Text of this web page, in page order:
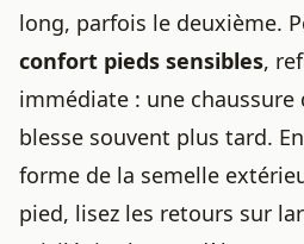
long, parfois le deuxième.
confort pieds sensibles,
immédiate : une chaussure
blesse souvent plus tard.
forme de la semelle
pied, lisez les retours sur